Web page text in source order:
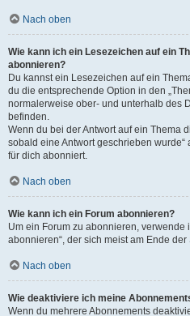
Nach oben
Wie kann ich ein Lesezeichen auf ein
abonnieren?
Du kannst ein Lesezeichen auf ein
du die entsprechende Option in den
normalerweise ober- und unterhalb des
befinden.
Wenn du bei der Antwort auf ein Thema
sobald eine Antwort geschrieben
für dich abonniert.
Nach oben
Wie kann ich ein Forum abonnieren?
Um ein Forum zu abonnieren, verwende
abonnieren“, der sich meist am Ende
Nach oben
Wie deaktiviere ich meine
Wenn du mehrere Abonnements